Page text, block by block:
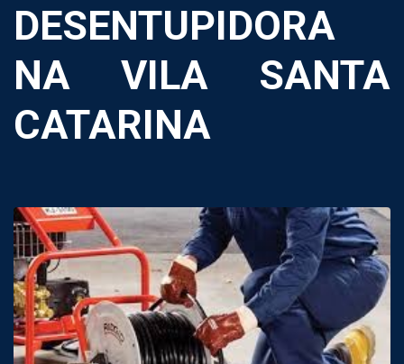
DESENTUPIDORA
NA VILA SANTA
CATARINA